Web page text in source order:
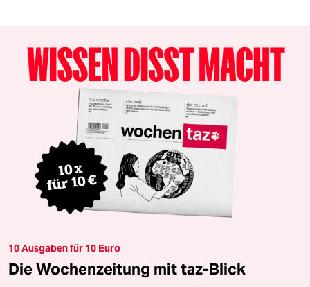
10 Ausgaben für 10 Euro
Die Wochenzeitung mit taz-Blick